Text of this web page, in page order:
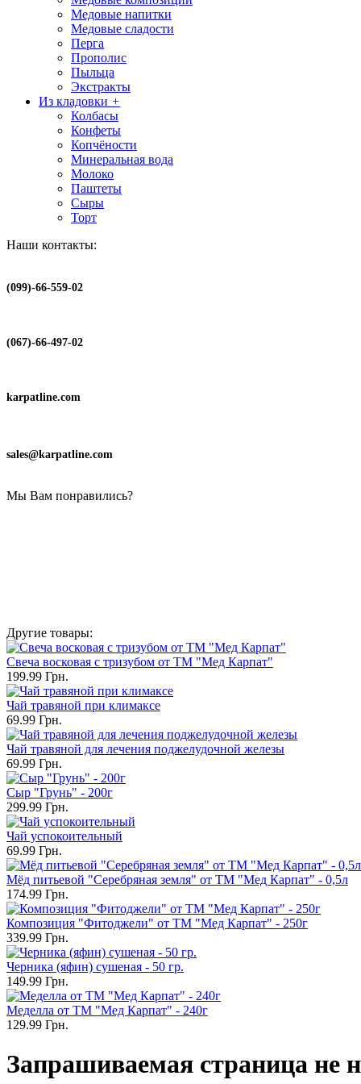
Медовые напитки
Медовые сладости
Перга
Прополис
Пыльца
Экстракты
Из кладовки +
Колбасы
Конфеты
Копчёности
Минеральная вода
Молоко
Паштеты
Сыры
Торт
Наши контакты:
(099)-66-559-02
(067)-66-497-02
karpatline.com
sales@karpatline.com
Мы Вам понравились?
Другие товары:
Свеча восковая с тризубом от ТМ "Мед Карпат"
199.99 Грн.
Чай травяной при климаксе
69.99 Грн.
Чай травяной для лечения поджелудочной железы
69.99 Грн.
Сыр "Грунь" - 200г
299.99 Грн.
Чай успокоительный
69.99 Грн.
Мёд питьевой "Серебряная земля" от ТМ "Мед Карпат" - 0,5л
174.99 Грн.
Композиция "Фитоджели" от ТМ "Мед Карпат" - 250г
339.99 Грн.
Черника (яфин) сушеная - 50 гр.
149.99 Грн.
Меделла от ТМ "Мед Карпат" - 240г
129.99 Грн.
Запрашиваемая страница не